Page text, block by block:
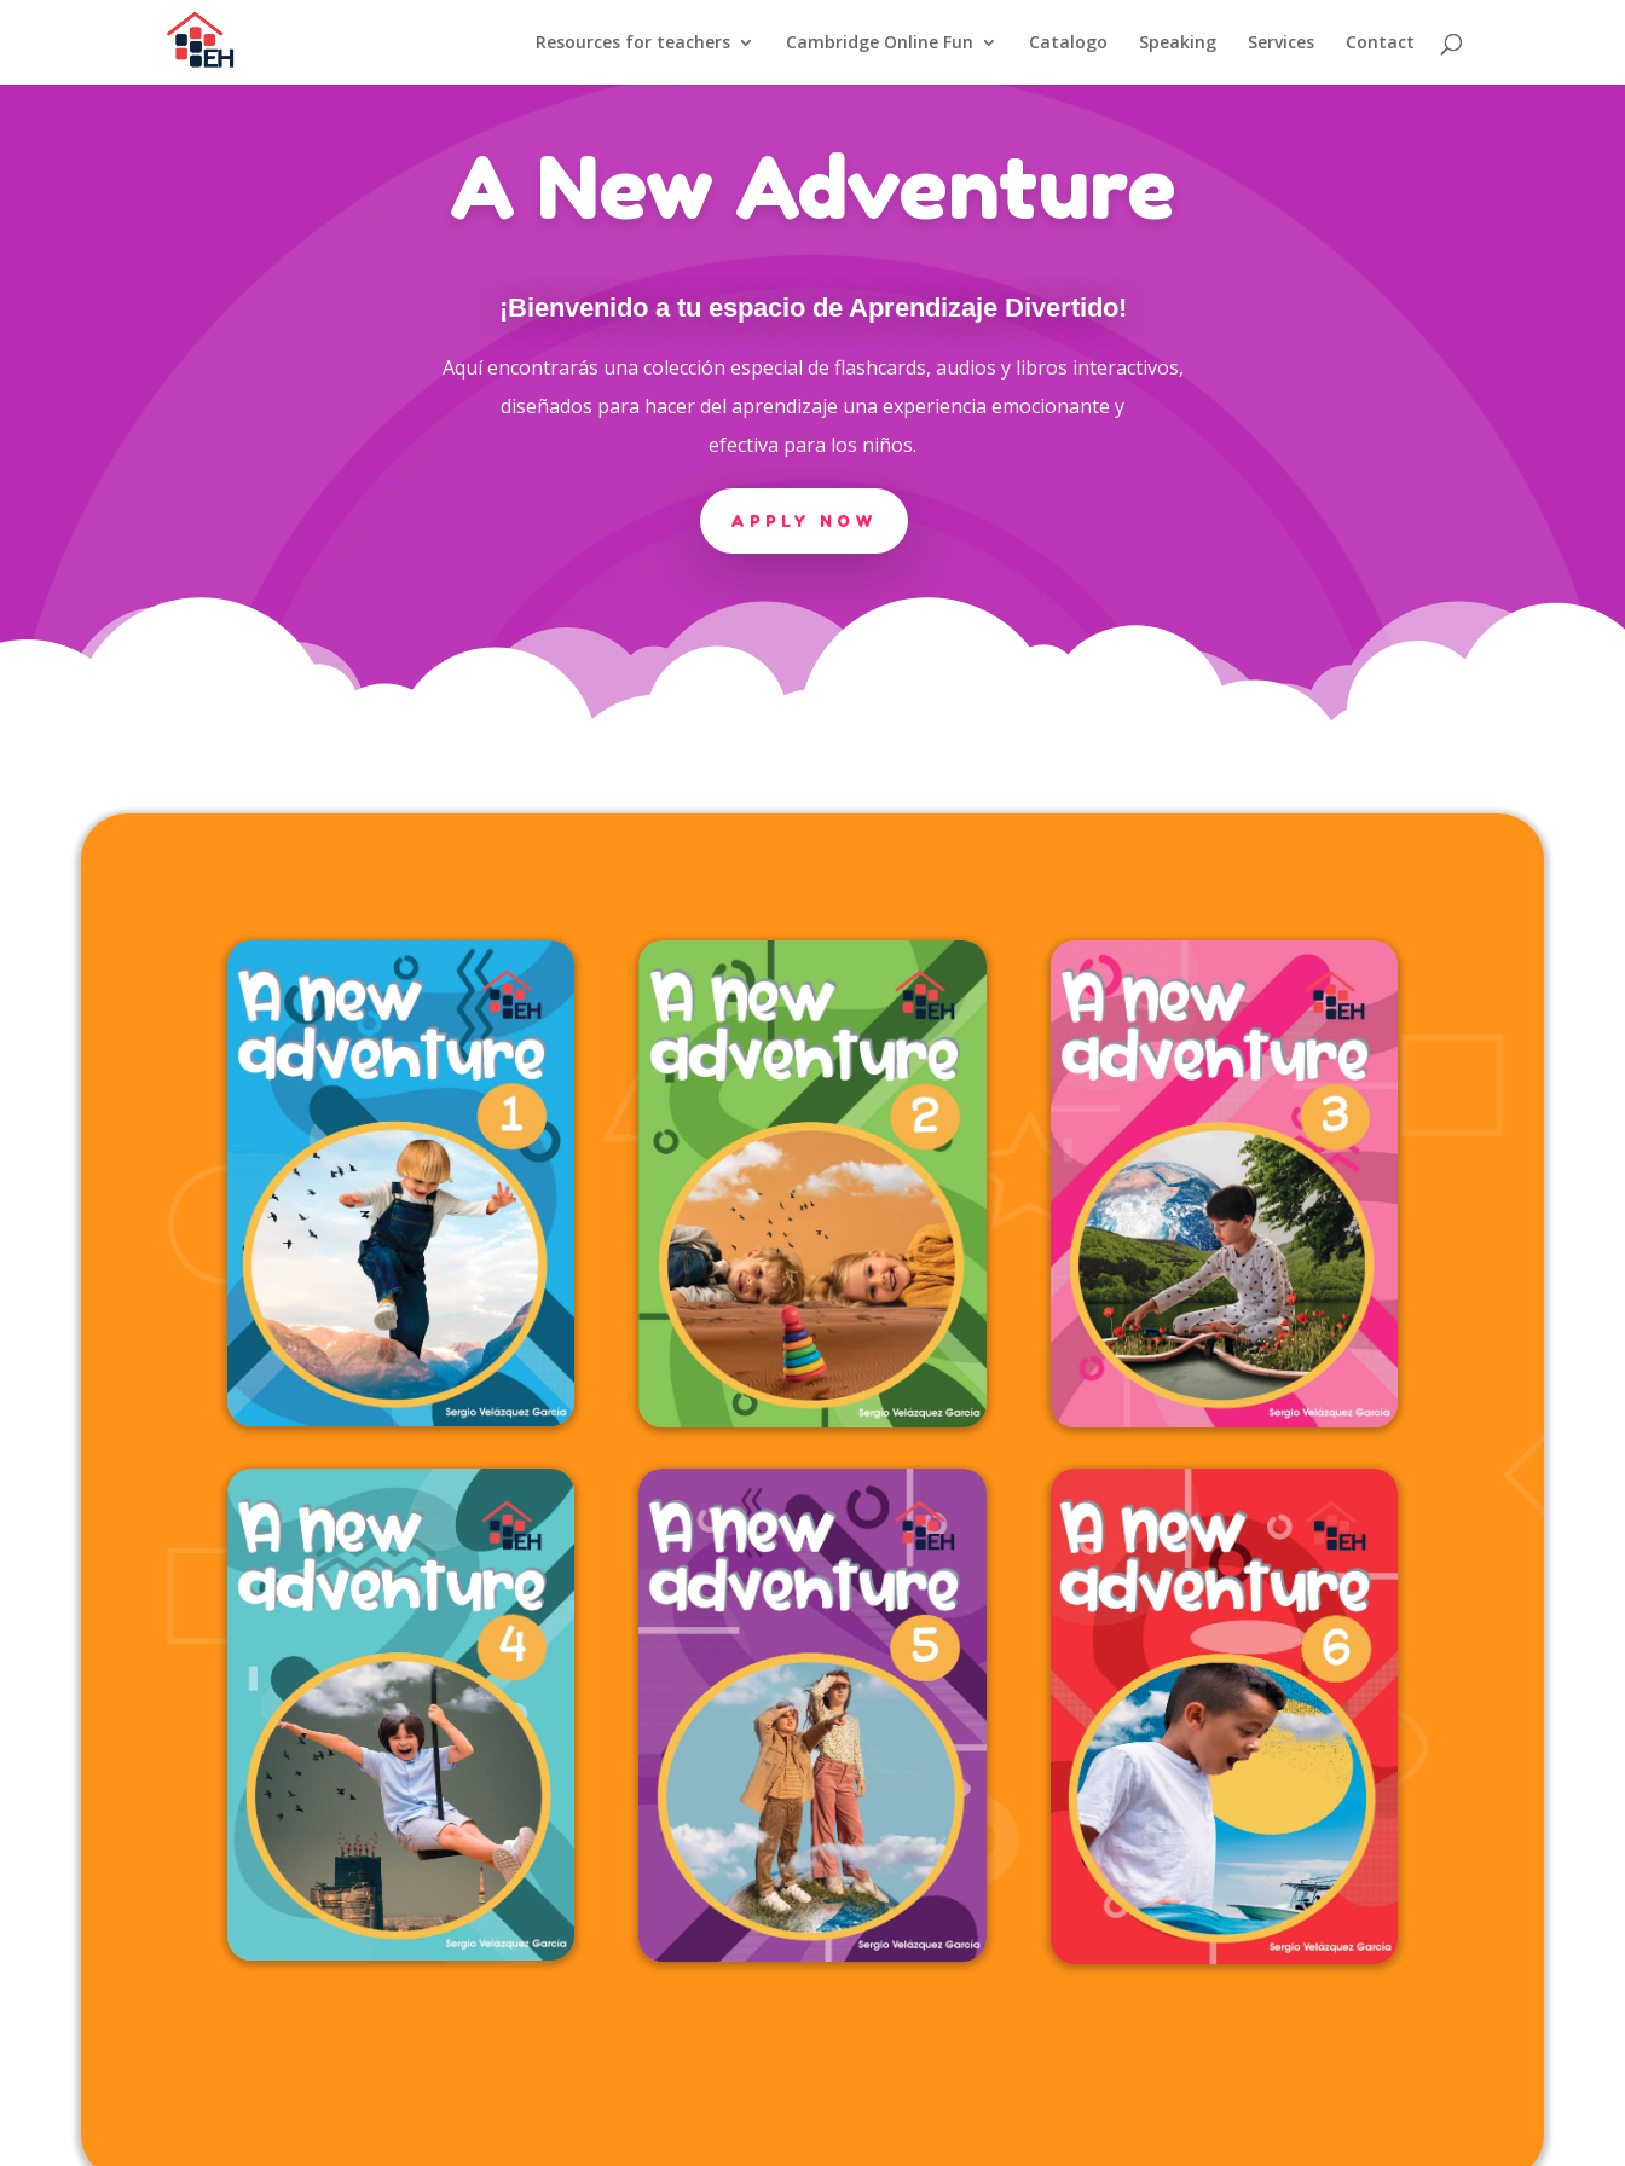
Resources for teachers Cambridge Online Fun Catalogo Speaking Services Contact
A New Adventure
¡Bienvenido a tu espacio de Aprendizaje Divertido!
Aquí encontrarás una colección especial de flashcards, audios y libros interactivos,
diseñados para hacer del aprendizaje una experiencia emocionante y
efectiva para los niños.
APPLY NOW